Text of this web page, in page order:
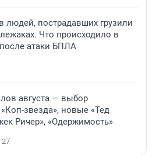
людей, пострадавших грузили
Что происходило в
атаки БПЛА
августа — выбор
звезда», новые «Тед
Ричер», «Одержимость»
27